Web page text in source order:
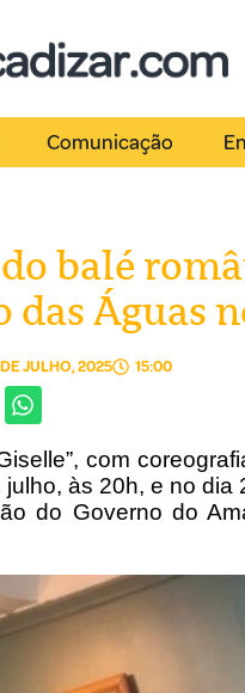
Comunicação
balé
das Águas
JULHO, 2025 15:00
com
às 20h, e no dia
do Governo do